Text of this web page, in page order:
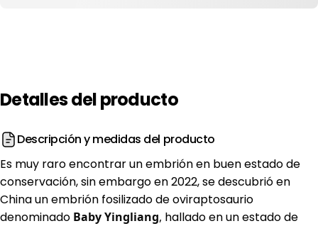
Detallesdelproducto
Descripción y medidas del producto
Es muy raro encontrar un embrión en buen estado de
conservación, sin embargo en 2022, se descubrió en
China un embrión fosilizado de oviraptosaurio
denominado Baby Yingliang, hallado en un estado de